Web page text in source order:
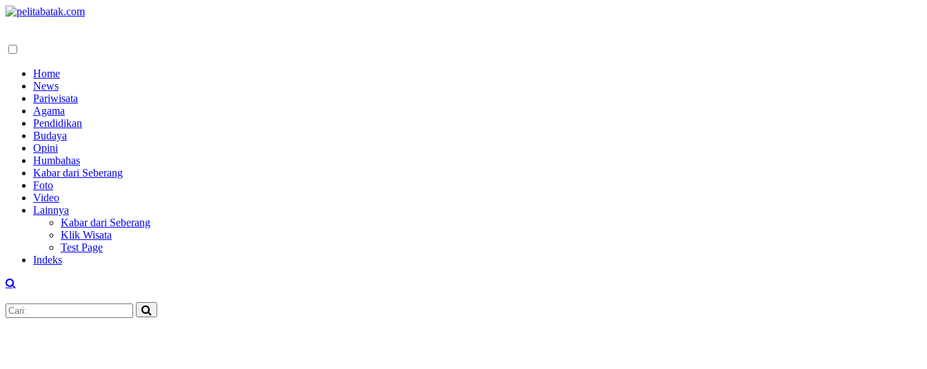
Home
News
Pariwisata
Agama
Pendidikan
Budaya
Opini
Humbahas
Kabar dari Seberang
Foto
Video
Lainnya
Kabar dari Seberang
Klik Wisata
Test Page
Indeks